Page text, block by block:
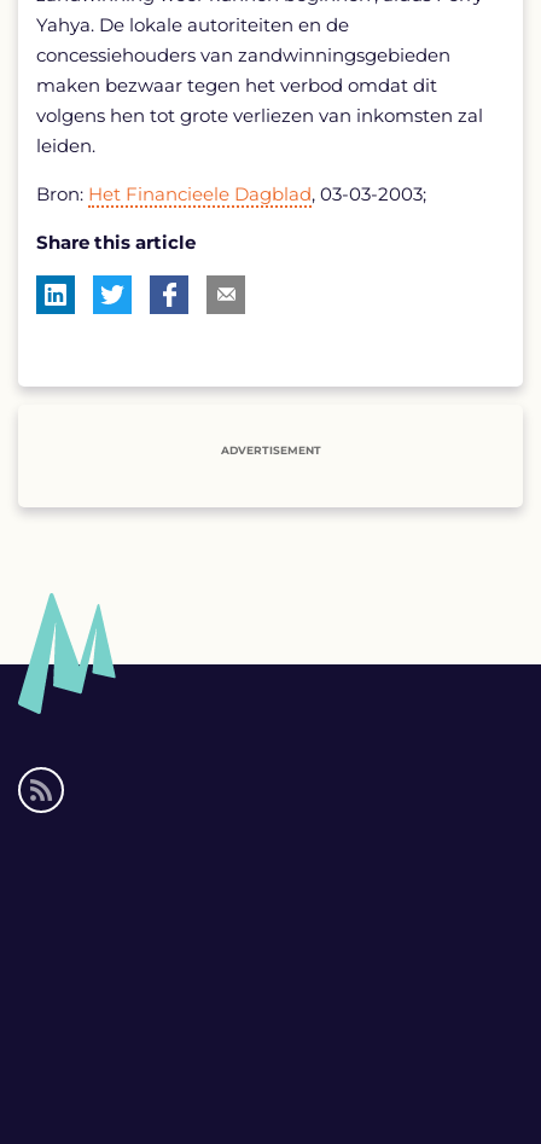
Yahya. De lokale autoriteiten en de
concessiehouders van zandwinningsgebieden
maken bezwaar tegen het verbod omdat dit
volgens hen tot grote verliezen van inkomsten zal
leiden.
Bron: Het Financieele Dagblad, 03-03-2003;
Share this article
ADVERTISEMENT
Social
media